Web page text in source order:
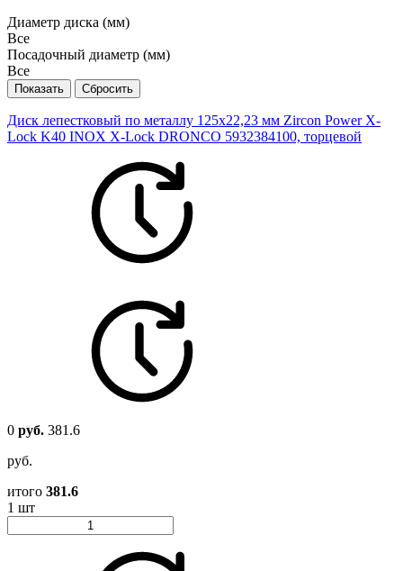
Диаметр диска (мм)
Все
Посадочный диаметр (мм)
Все
Диск лепестковый по металлу 125х22,23 мм Zircon Power X-
Lock K40 INOX X-Lock DRONCO 5932384100, торцевой
0 руб. 381.6
руб.
итого 381.6
1 шт